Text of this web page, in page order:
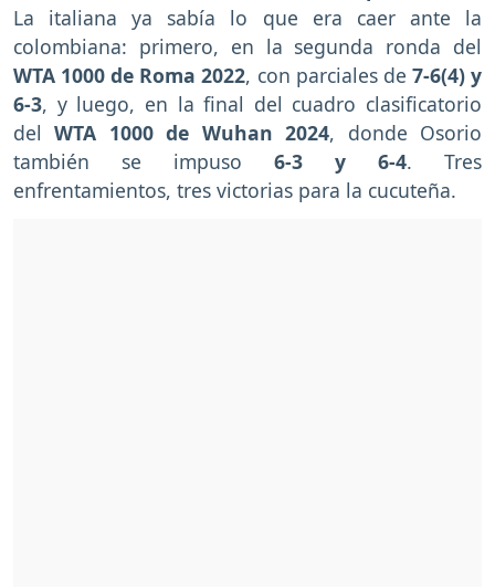
La italiana ya sabía lo que era caer ante la
colombiana: primero, en la segunda ronda del
WTA 1000 de Roma 2022, con parciales de 7-6(4) y
6-3, y luego, en la final del cuadro clasificatorio
delWTA 1000 de Wuhan 2024, donde Osorio
también se impuso 6-3 y 6-4. Tres
enfrentamientos, tres victorias para la cucuteña.